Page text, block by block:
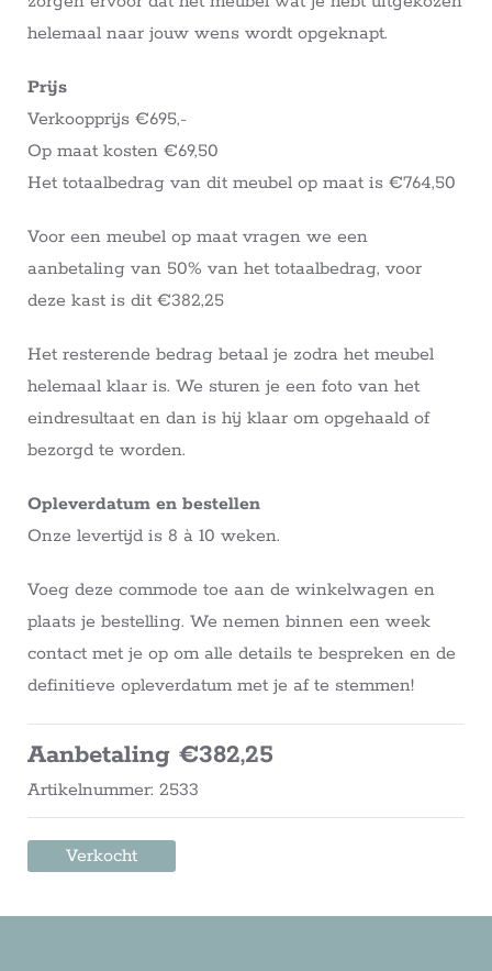
helemaal naar jouw wens wordt opgeknapt.
Prijs
Verkoopprijs €695,-
Op maat kosten €69,50
Het totaalbedrag van dit meubel op maat is €764,50
Voor een meubel op maat vragen we een
aanbetaling van 50% van het totaalbedrag, voor
deze kast is dit €382,25
Het resterende bedrag betaal je zodra het meubel
helemaal klaar is. We sturen je een foto van het
eindresultaat en dan is hij klaar om opgehaald of
bezorgd te worden.
Opleverdatum en bestellen
Onze levertijd is 8 à 10 weken.
Voeg deze commode toe aan de winkelwagen en
plaats je bestelling. We nemen binnen een week
contact met je op om alle details te bespreken en de
definitieve opleverdatum met je af te stemmen!
Aanbetaling €382,25
Artikelnummer: 2533
Verkocht